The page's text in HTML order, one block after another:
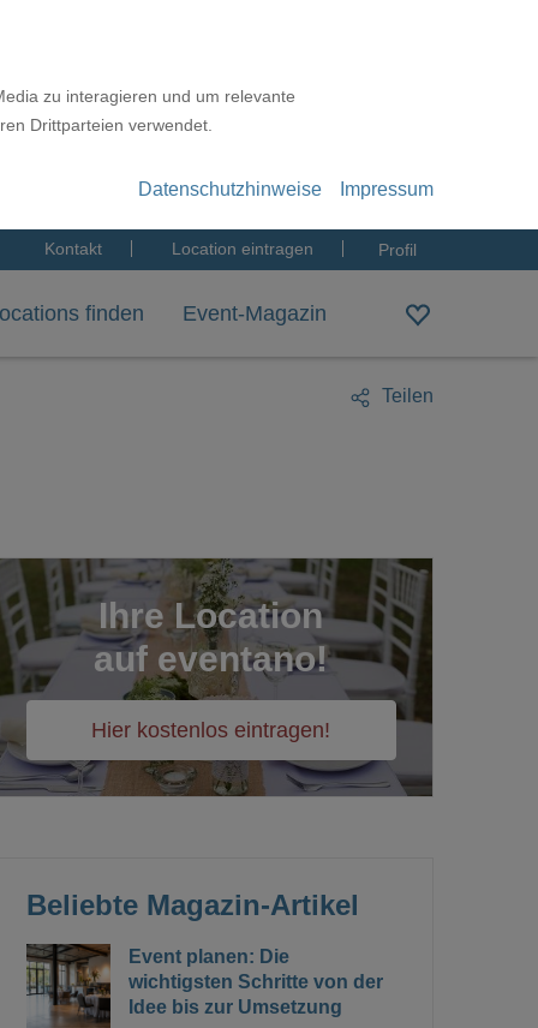
zu interagieren und um relevante
Drittparteien verwendet.
Datenschutzhinweise Impressum
Kontakt Location eintragen Profil
finden Event-Magazin
Teilen
Ihre Location
auf eventano!
Hier kostenlos eintragen!
Beliebte Magazin-Artikel
Event planen: Die
wichtigsten Schritte von der
Idee bis zur Umsetzung